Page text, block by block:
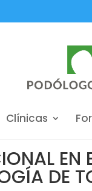
Clínicas
EN
DE